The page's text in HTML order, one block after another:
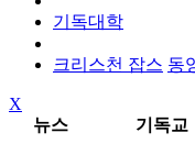
기독대학
크리스천 잡스 동
X
뉴스
기독교